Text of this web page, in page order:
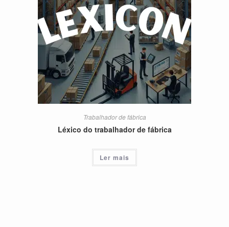
Trabalhador de fábrica
Léxico do trabalhador de fábrica
Ler mais